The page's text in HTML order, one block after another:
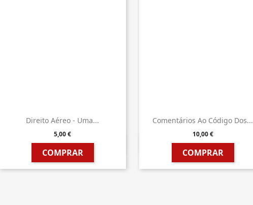
Direito Aéreo - Uma...
5,00 €
COMPRAR
 Vista rápida
Comentários Ao Código Dos...
10,00 €
COMPRAR
 Vista rápida